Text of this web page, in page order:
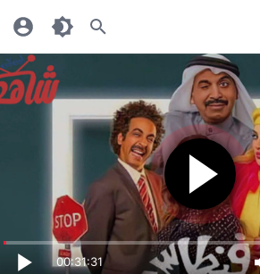
00:31:31